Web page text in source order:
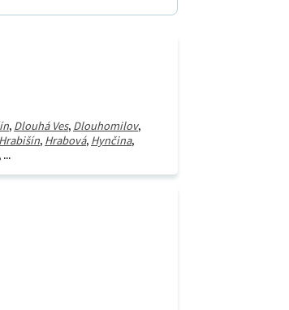
, Dlouhá Ves, Dlouhomilov,
Hrabišín, Hrabová, Hynčina,
...